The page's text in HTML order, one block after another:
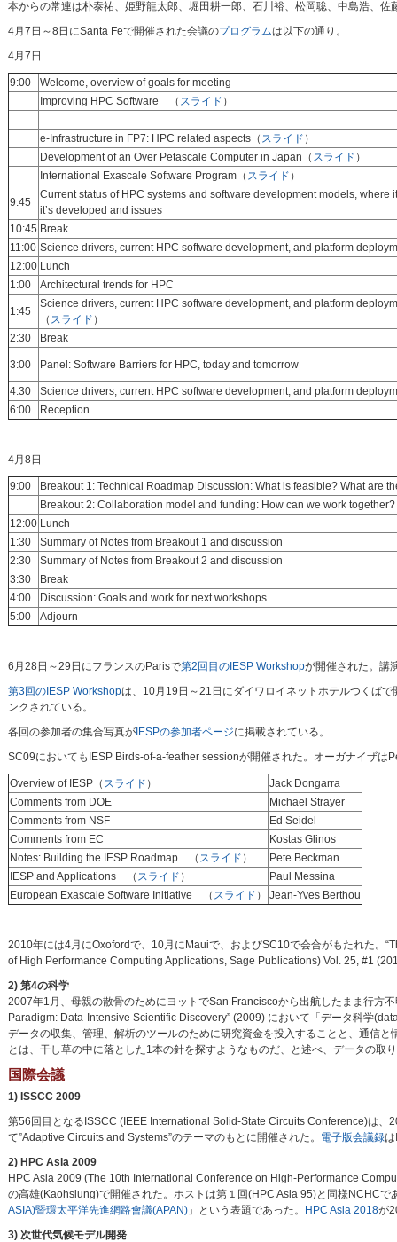
本からの常連は朴泰祐、姫野龍太郎、堀田耕一郎、石川裕、松岡聡、中島浩、佐
4月7日～8日にSanta Feで開催された会議のプログラムは以下の通り。
4月7日
9:00
Welcome, overview of goals for meeting
Improving HPC Software （ スライド ）
e-Infrastructure in FP7: HPC related aspects（ スライド ）
Development of an Over Petascale Computer in Japan（ スライド ）
International Exascale Software Program（ スライド ）
9:45
Current status of HPC systems and software development models, where
itʼs developed and issues
10:45 Break
11:00 Science drivers, current HPC software development, and platform
12:00 Lunch
1:00
Architectural trends for HPC
1:45
Science drivers, current HPC software development, and platform
（ スライド ）
2:30
Break
3:00 Panel: Software Barriers for HPC, today and tomorrow
4:30
Science drivers, current HPC software development, and platform
6:00
Reception
4月8日
9:00
Breakout 1: Technical Roadmap Discussion: What is feasible? What are
Breakout 2: Collaboration model and funding: How can we work together?
12:00 Lunch
1:30
Summary of Notes from Breakout 1 and discussion
2:30
Summary of Notes from Breakout 2 and discussion
3:30
Break
4:00
Discussion: Goals and work for next workshops
5:00
Adjourn
6月28日～29日にフランスのParisで第2回目のIESP Workshopが開催された。講
第3回のIESP Workshopは、10月19日～21日にダイワロイネットホテルつくば
ンクされている。
各回の参加者の集合写真がIESPの参加者ページに掲載されている。
SC09においてもIESP Birds-of-a-feather sessionが開催された。オーガナイザ
Overview of IESP（ スライド ）
Jack Dongarra
Comments from DOE
Michael Strayer
Comments from NSF
Ed Seidel
Comments from EC
Kostas Glinos
Notes: Building the IESP Roadmap （ スライド ）
Pete Beckman
IESP and Applications （ スライド ）
Paul Messina
European Exascale Software Initiative （ スライド ） Jean-Yves Berthou
2010年には4月にOxofordで、10月にMauiで、およびSC10で会合がもたれた。
of High Performance Computing Applications, Sage Publications) Vol. 25, #1
2) 第4の科学
2007年1月、母親の散骨のためにヨットでSan Franciscoから出航したまま行方
Paradigm: Data-Intensive Scientific Discovery” (2009) において「データ科学
データの収集、管理、解析のツールのために研究資金を投入することと、通信
とは、干し草の中に落とした1本の針を探すようなものだ、と述べ、データの取
国際会議
1) ISSCC 2009
第56回目となるISSCC (IEEE International Solid-State Circuits Conference)は
て”Adaptive Circuits and Systems”のテーマのもとに開催された。 電子版会議録は
2) HPC Asia 2009
HPC Asia 2009 (The 10th International Conference on High-Performance
の高雄(Kaohsiung)で開催された。ホストは第１回(HPC Asia 95)と同様NCHCで
ASIA)暨環太平洋先進網路會議(APAN)」という表題であった。 HPC Asia 2018が
3) 次世代気候モデル開発